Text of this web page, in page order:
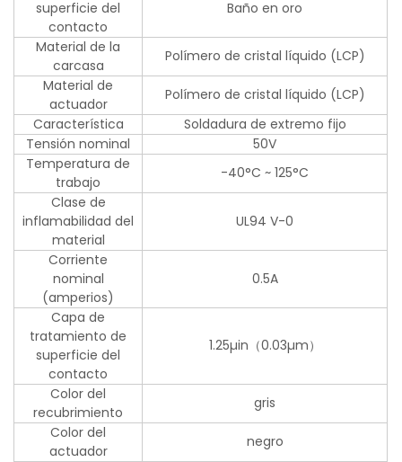
superficie del
contacto
Baño en oro
Material de la
carcasa
Polímero de cristal líquido (LCP)
Material de
actuador
Polímero de cristal líquido (LCP)
Característica
Soldadura de extremo fijo
Tensión nominal
50V
Temperatura de
trabajo
-40°C ~ 125°C
Clase de
inflamabilidad del
material
UL94 V-0
Corriente
nominal
(amperios)
0.5A
Capa de
tratamiento de
superficie del
contacto
1.25µin（0.03µm）
Color del
recubrimiento
gris
Color del
actuador
negro